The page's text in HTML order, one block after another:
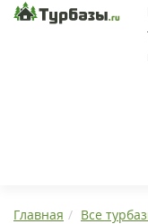
Главная Все